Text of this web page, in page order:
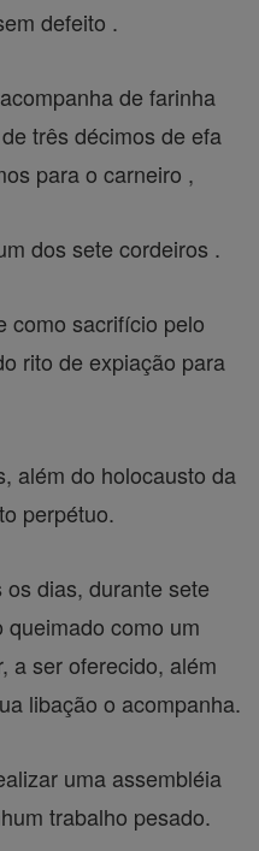
defeito .
de farinha
três décimos de efa
para o carneiro ,
dos sete cordeiros .
como sacrifício pelo
rito de expiação para
além do holocausto da
perpétuo.
dias, durante sete
como um
a ser oferecido, além
libação o acompanha.
uma assembléia
trabalho pesado.